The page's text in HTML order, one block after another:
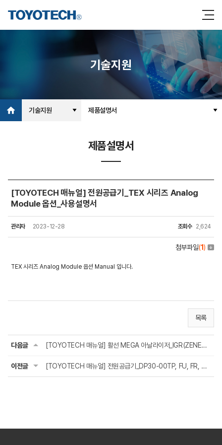
기술지원
기술지원 제품설명서
제품설명서
[TOYOTECH 매뉴얼] 전원공급기_TEX 시리즈 Analog
Module 옵션_사용설명서
관리자 2023-12-28 조회수 2,624
첨부파일(1)
TEX 시리즈 Analog Module 옵션 Manual 입니다.
목록
다음글 [TOYOTECH 매뉴얼] 활선 MEGA 아날라이저_IGR(ZENEO) 310/320_사용설명서
이전글 [TOYOTECH 매뉴얼] 전원공급기_DP30-00TP, FU, FR, DU-시리즈_사용설명서